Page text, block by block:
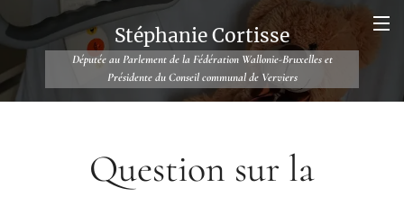
Stéphanie Cortisse
Députée au Parlement de la Fédération Wallonie-Bruxelles et
Présidente du Conseil communal de Verviers
Question sur la